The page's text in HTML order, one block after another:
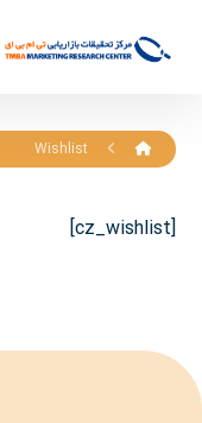
Wishlist
[cz_wishlist]